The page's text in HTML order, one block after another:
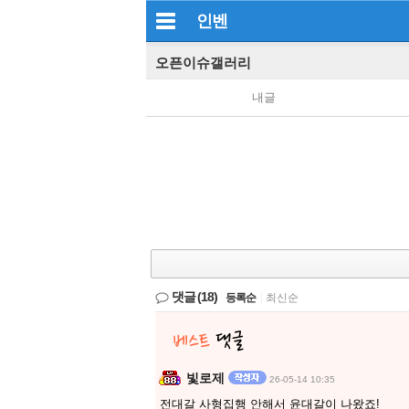
인벤
오픈이슈갤러리
내글
댓글(18) 등록순 최신순
빛로제 26-05-14 10:35
전대갈 사형집행 안해서 윤대갈이 나왔죠!